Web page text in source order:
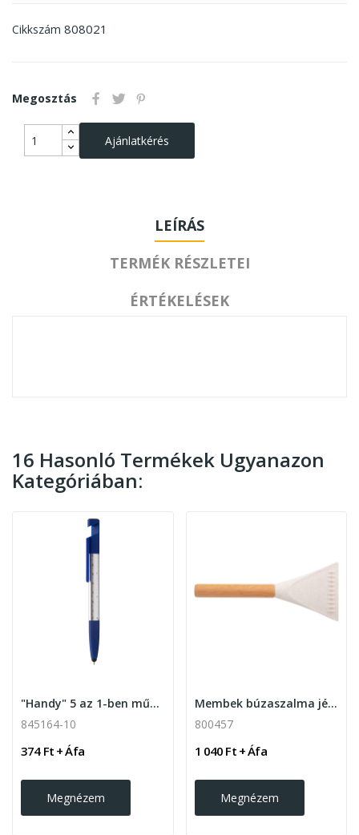
Cikkszám 808021
Megosztás
Ajánlatkérés
LEÍRÁS
TERMÉK RÉSZLETEI
ÉRTÉKELÉSEK
16 Hasonló Termékek Ugyanazon
Kategóriában:
"Handy" 5 az 1-ben műanyag érintőképernyős...
845164-10
374 Ft + Áfa
Megnézem
Membek búzaszalma jégkaparó
800457
1 040 Ft + Áfa
Megnézem